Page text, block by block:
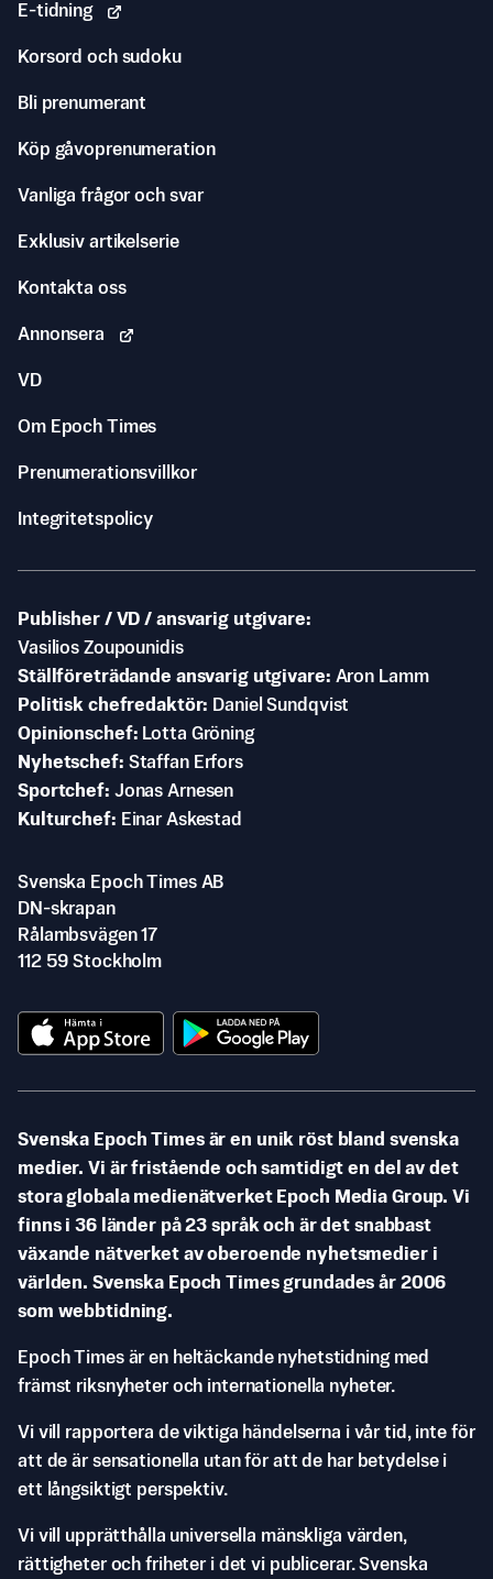
E-tidning
Korsord och sudoku
Bli prenumerant
Köp gåvoprenumeration
Vanliga frågor och svar
Exklusiv artikelserie
Kontakta oss
Annonsera
VD
Om Epoch Times
Prenumerationsvillkor
Integritetspolicy
Publisher / VD / ansvarig utgivare
Vasilios Zoupounidis
Ställföreträdande ansvarig utgivare Aron Lamm
Politisk chefredaktör
Daniel Sundqvist
Opinionschef
Lotta Gröning
Nyhetschef Staffan Erfors
Sportchef Jonas Arnesen
Kulturchef
Einar Askestad
Svenska Epoch Times AB
DN-skrapan
Rålambsvägen 17
112 59 Stockholm
Svenska Epoch Times är en unik röst bland svenska
medier. Vi är fristående och samtidigt en del av det
stora globala medienätverket Epoch Media Group. Vi
finns i 36 länder på 23 språk och är det snabbast
växande nätverket av oberoende nyhetsmedier i
världen. Svenska Epoch Times grundades år 2006
som webbtidning.
Epoch Times är en heltäckande nyhetstidning med
främst riksnyheter och internationella nyheter.
Vi vill rapportera de viktiga händelserna i vår tid, inte för
att de är sensationella utan för att de har betydelse i
ett långsiktigt perspektiv.
Vi vill upprätthålla universella mänskliga värden,
rättigheter och friheter i det vi publicerar. Svenska